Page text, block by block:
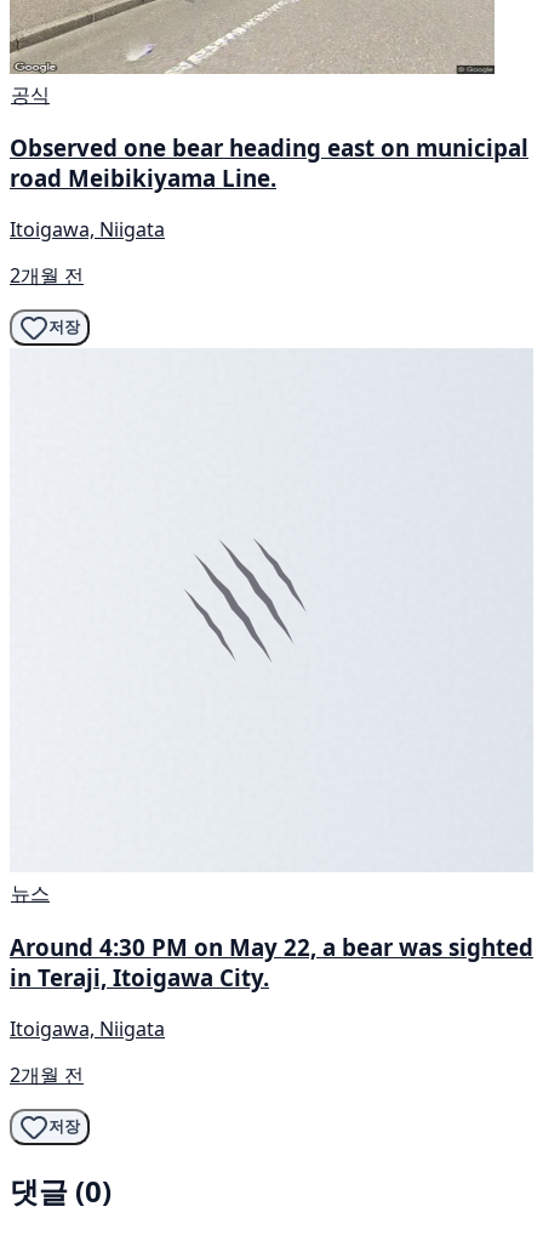
공식
Observed one bear heading east on municipal
road Meibikiyama Line.
Itoigawa, Niigata
2개월 전
저장
뉴스
Around 4:30 PM on May 22, a bear was sighted
in Teraji, Itoigawa City.
Itoigawa, Niigata
2개월 전
저장
댓글 (0)